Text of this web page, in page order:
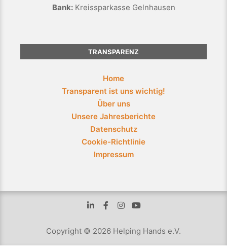
Bank:Kreissparkasse Gelnhausen
TRANSPARENZ
Home
Transparent ist uns wichtig!
Über uns
Unsere Jahresberichte
Datenschutz
Cookie-Richtlinie
Impressum
Copyright © 2026 Helping Hands e.V.